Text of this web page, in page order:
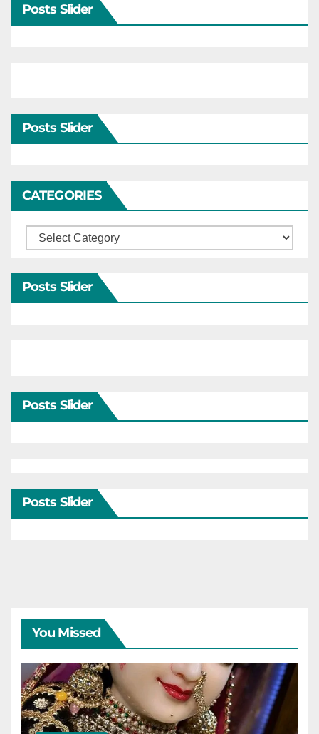
Posts Slider
Posts Slider
CATEGORIES
Categories
Posts Slider
Posts Slider
Posts Slider
You Missed